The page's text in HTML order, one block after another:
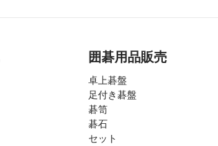
囲碁用品販売
卓上碁盤
足付き碁盤
碁笥
碁石
セット